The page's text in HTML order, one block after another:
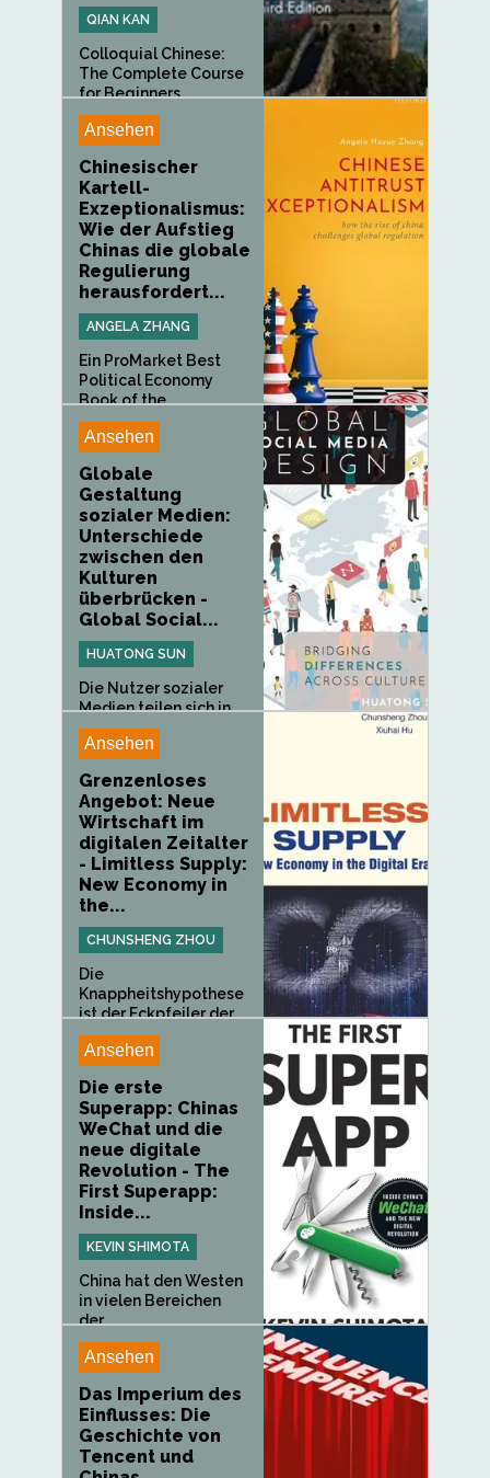
QIAN KAN
Colloquial Chinese:
The Complete Course
for Beginners...
Ansehen
Chinesischer
Kartell-
Exzeptionalismus:
Wie der Aufstieg
Chinas die globale
Regulierung
herausfordert...
ANGELA ZHANG
Ein ProMarket Best
Political Economy
Book of the...
Ansehen
Globale
Gestaltung
sozialer Medien:
Unterschiede
zwischen den
Kulturen
überbrücken -
Global Social...
HUATONG SUN
Die Nutzer sozialer
Medien teilen sich in
Stämme...
Ansehen
Grenzenloses
Angebot: Neue
Wirtschaft im
digitalen Zeitalter
- Limitless Supply:
New Economy in
the...
CHUNSHENG ZHOU
Die
Knappheitshypothese
ist der Eckpfeiler der...
Ansehen
Die erste
Superapp: Chinas
WeChat und die
neue digitale
Revolution - The
First Superapp:
Inside...
KEVIN SHIMOTA
China hat den Westen
in vielen Bereichen
der...
Ansehen
Das Imperium des
Einflusses: Die
Geschichte von
Tencent und